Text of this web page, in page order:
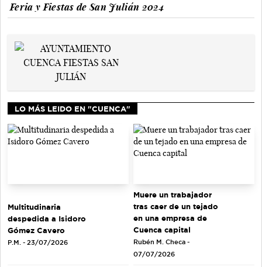
Feria y Fiestas de San Julián 2024
LO MÁS LEIDO EN "CUENCA"
Multitudinaria
despedida a Isidoro
Gómez Cavero
P.M. - 23/07/2026
Muere un trabajador
tras caer de un tejado
en una empresa de
Cuenca capital
Rubén M. Checa -
07/07/2026